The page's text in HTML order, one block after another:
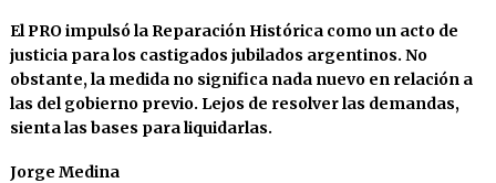
El PRO impulsó la Reparación Histórica como un acto de
justicia para los castigados jubilados argentinos. No
obstante, la medida no significa nada nuevo en relación a
las del gobierno previo. Lejos de resolver las demandas,
sienta las bases para liquidarlas.
Jorge Medina